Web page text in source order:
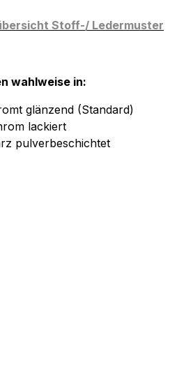
Stoff-/ Ledermuster
wahlweise in:
glänzend (Standard)
lackiert
pulverbeschichtet